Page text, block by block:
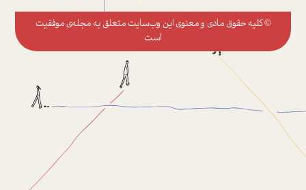
© کلیه حقوق مادی و معنوی این وب‌سایت متعلق به مجله‌ی موفقیت
است